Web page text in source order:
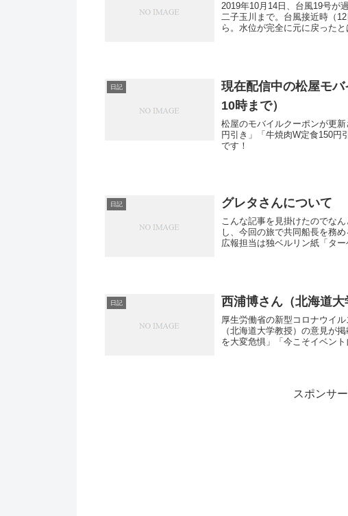
2019年10月14日、台風19号が
二子玉川まで。台風接近時（
ら。水位が完全に元に戻った
日記
現在配信中の松屋モバ
10時まで）
松屋のモバイルクーポンが更
円引き」「牛焼肉W定食150円
です！
日記 グレタさんについて
こんな記事を見掛けたのでな
し、今回の旅で共同船長を務
広報担当は独ベルリン紙「タ
日記 西浦博さん（北海道
厚生労働省の新型コロナウイ
（北海道大学教授）の意見が
を大変危惧」「今こそイベン
スポンサ